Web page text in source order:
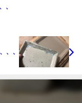
、
、、